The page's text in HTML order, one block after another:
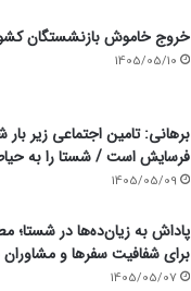
خروج خاموش بازنشستگان
1405/05/10
برهانی: تامین اجتماعی زیر
فرسایش است / شستا را به
1405/05/09
پاداش به زیان‌ده‌ها در شستا؛
برای شفافیت سفرها و مشاوران
1405/05/07